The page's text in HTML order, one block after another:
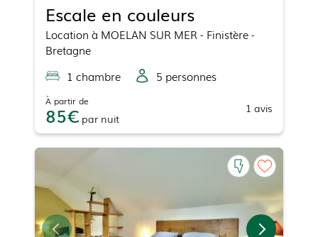
Escale en couleurs
Location à MOELAN SUR MER - Finistère -
Bretagne
1 chambre 5 personnes
À partir de
85 par nuit
1 avis